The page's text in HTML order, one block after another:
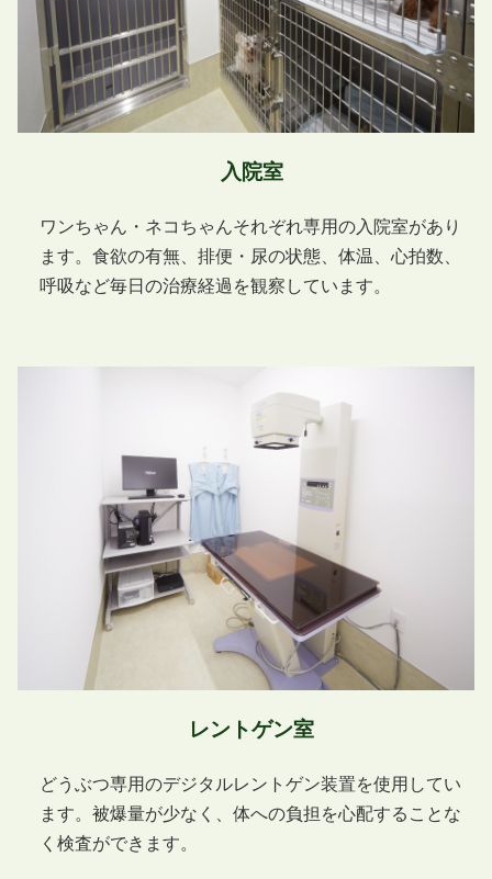
入院室
ワンちゃん・ネコちゃんそれぞれ専用の入院室があり
ます。食欲の有無、排便・尿の状態、体温、心拍数、
呼吸など毎日の治療経過を観察しています。
レントゲン室
どうぶつ専用のデジタルレントゲン装置を使用してい
ます。被爆量が少なく、体への負担を心配することな
く検査ができます。